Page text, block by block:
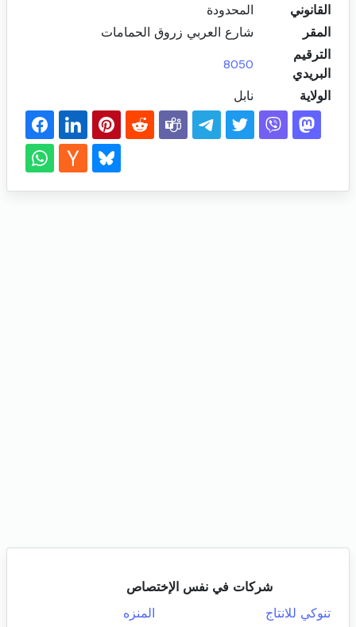
القانوني
المحدودة
المقر
شارع العربي زروق الحمامات
الترقيم
البريدي
8050
الولاية نابل
شركات في نفس الإختصاص
تنوكي للانتاج
المنزه